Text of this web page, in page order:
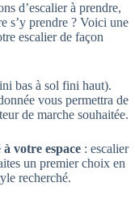
d’escalier à prendre,
s’y prendre ? Voici une
escalier de façon
bas à sol fini haut).
vous permettra de
de marche souhaitée.
votre espace : escalier
un premier choix en
recherché.